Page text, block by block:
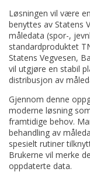
Løsningen vil være
benyttes av Statens
måledata (spor-,
standardproduktet
Statens Vegvesen,
vil utgjøre en stabil
distribusjon av
Gjennom denne
moderne løsning
framtidige behov.
behandling av
spesielt rutiner
Brukerne vil merke
oppdaterte data.